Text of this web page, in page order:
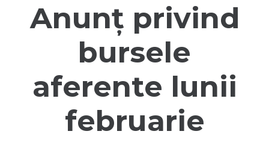
Anunț privind
bursele
aferente lunii
februarie